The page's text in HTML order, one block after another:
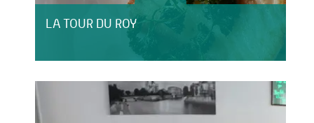
LA TOUR DU ROY